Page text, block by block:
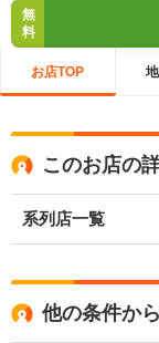
無
料
お店TOP
このお店の
系列店一覧
他の条件か